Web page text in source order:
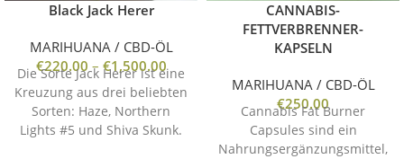
Black Jack Herer
MARIHUANA / CBD-ÖL
€220.00 – €1,500.00
Die Sorte Jack Herer ist eine
Kreuzung aus drei beliebten
Sorten: Haze, Northern
Lights #5 und Shiva Skunk.
CANNABIS-
FETTVERBRENNER-
KAPSELN
MARIHUANA / CBD-ÖL
€250.00
Cannabis Fat Burner
Capsules sind ein
Nahrungsergänzungsmittel,